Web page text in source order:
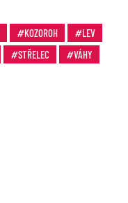
KOZOROH
LEV
STŘELEC
VÁHY